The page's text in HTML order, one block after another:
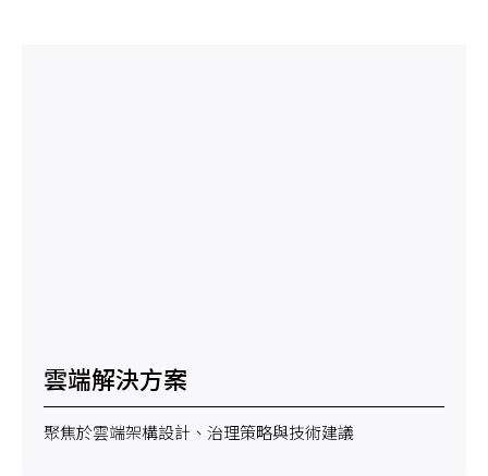
雲端解決方案
聚焦於雲端架構設計、治理策略與技術建議